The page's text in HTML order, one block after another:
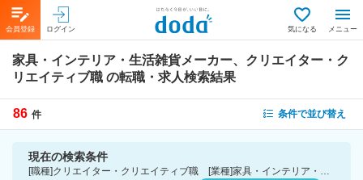
会員登録 ログイン 気になる メニュー
家具・インテリア・生活雑貨メーカー、クリエイター・ク
リエイティブ職 の転職・求人検索結果
86 件 条件で並び替え
現在の検索条件
[職種]クリエイター・クリエイティブ職 [業種]家具・インテリア・生活雑貨メーカー-メーカー（素材・化学・食品・化粧品・その他）業界